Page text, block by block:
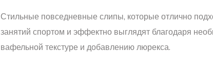
Стильные повседневные слипы, которые отлично
занятий спортом и эффектно выглядят благодаря
вафельной текстуре и добавлению люрекса.